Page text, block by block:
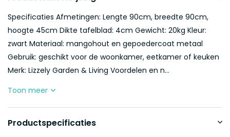
Specificaties Afmetingen: Lengte 90cm, breedte 90cm,
hoogte 45cm Dikte tafelblad: 4cm Gewicht: 20kg Kleur:
zwart Materiaal: mangohout en gepoedercoat metaal
Gebruik: geschikt voor de woonkamer, eetkamer of keuken
Merk: Lizzely Garden & Living Voordelen en n...
Toon meer
Productspecificaties